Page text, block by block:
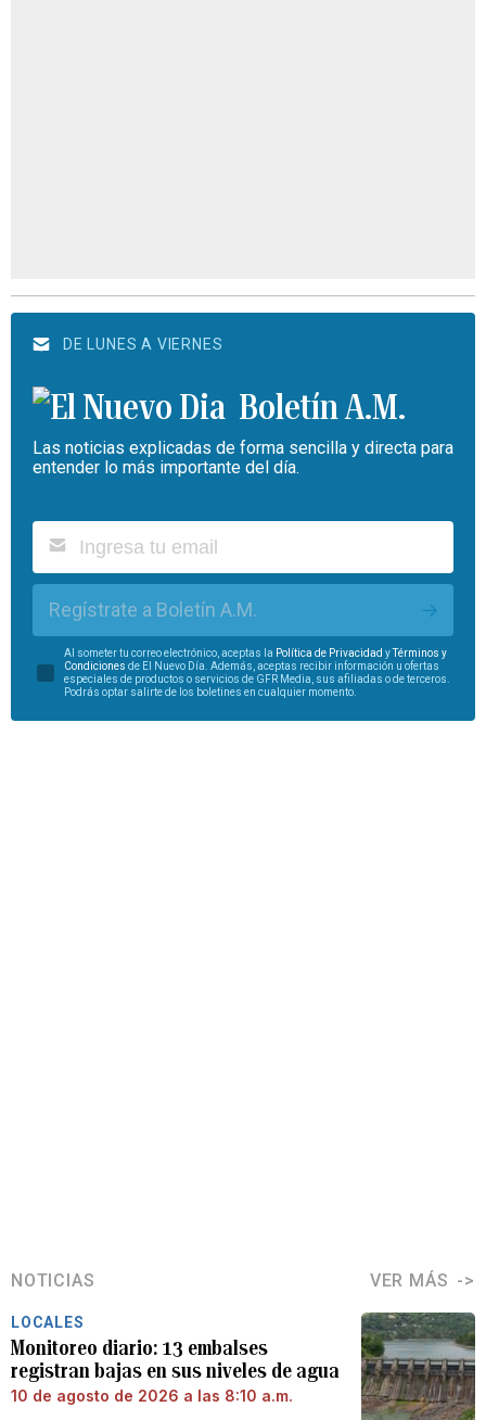
DE LUNES A VIERNES
Boletín A.M.
Las noticias explicadas de forma sencilla y directa para
entender lo más importante del día.
Regístrate a Boletín A.M.
Al someter tu correo electrónico, aceptas la Política de Privacidad yTérminos y
Condiciones de El Nuevo Día. Además, aceptas recibir información u ofertas
especiales de productos o servicios de GFR Media, sus afiliadas o de terceros.
Podrás optar salirte de los boletines en cualquier momento.
NOTICIAS VER MÁS
LOCALES
Monitoreo diario: 13 embalses
registran bajas en sus niveles de agua
10 de agosto de 2026 a las 8:10 a.m.